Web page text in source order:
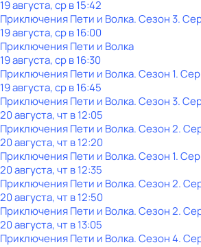
19 августа, ср в 15:42
Приключения Пети и Волка. Сезон 3.
19 августа, ср в 16:00
Приключения Пети и Волка
19 августа, ср в 16:30
Приключения Пети и Волка. Сезон 1.
19 августа, ср в 16:45
Приключения Пети и Волка. Сезон 3.
20 августа, чт в 12:05
Приключения Пети и Волка. Сезон 2.
20 августа, чт в 12:20
Приключения Пети и Волка. Сезон 1.
20 августа, чт в 12:35
Приключения Пети и Волка. Сезон 2.
20 августа, чт в 12:50
Приключения Пети и Волка. Сезон 2.
20 августа, чт в 13:05
Приключения Пети и Волка. Сезон 4.